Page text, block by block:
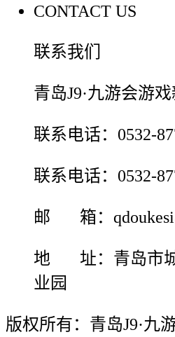
CONTACT US
联系我们
青岛J9·九游会游
联系电话：0532-
联系电话：0532-
邮 箱：
地 址：青岛市城
业园
版权所有：青岛J9·九